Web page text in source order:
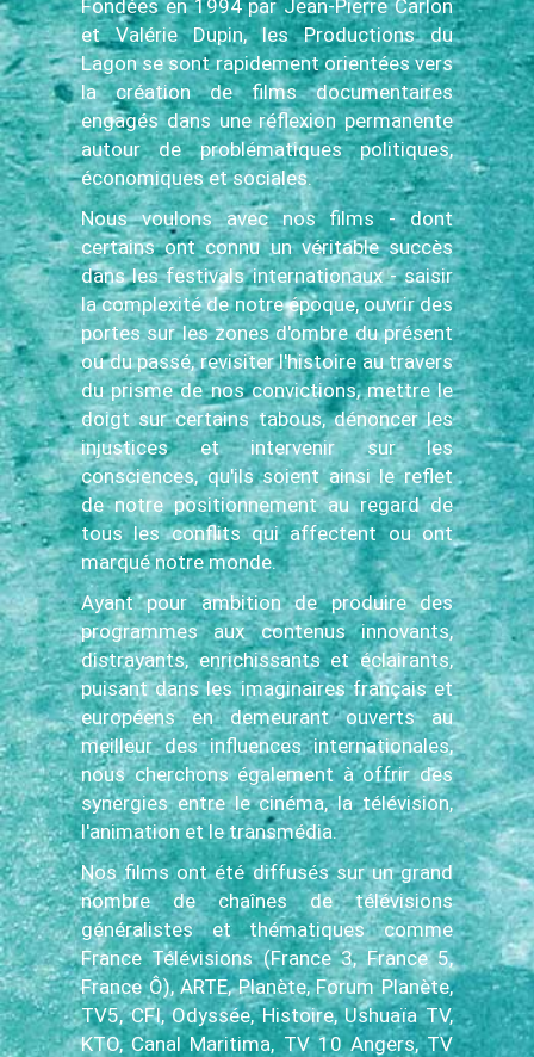
Fondées en 1994 par Jean-Pierre Carlon
et Valérie Dupin, les Productions du
Lagon se sont rapidement orientées vers
la création de films documentaires
engagés dans une réflexion permanente
autour de problématiques politiques,
économiques et sociales.
Nous voulons avec nos films - dont
certains ont connu un véritable succès
dans les festivals internationaux - saisir
la complexité de notre époque, ouvrir des
portes sur les zones d'ombre du présent
ou du passé, revisiter l'histoire au travers
du prisme de nos convictions, mettre le
doigt sur certains tabous, dénoncer les
injustices et intervenir sur les
consciences, qu'ils soient ainsi le reflet
de notre positionnement au regard de
tous les conflits qui affectent ou ont
marqué notre monde.
Ayant pour ambition de produire des
programmes aux contenus innovants,
distrayants, enrichissants et éclairants,
puisant dans les imaginaires français et
européens en demeurant ouverts au
meilleur des influences internationales,
nous cherchons également à offrir des
synergies entre le cinéma, la télévision,
l'animation et le transmédia.
Nos films ont été diffusés sur un grand
nombre de chaînes de télévisions
généralistes et thématiques comme
France Télévisions (France 3, France 5,
France Ô), ARTE, Planète, Forum Planète,
TV5, CFI, Odyssée, Histoire, Ushuaïa TV,
KTO, Canal Maritima, TV 10 Angers, TV